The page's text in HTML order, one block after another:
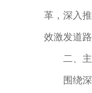
革，深入
效激发道
二、主
围绕深化